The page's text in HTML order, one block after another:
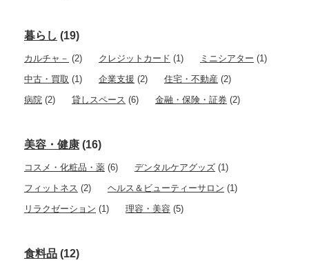
暮らし (19)
カルチャ－ (2) クレジットカード (1) ミニシアター (1)
中古・買取 (1) 企業支援 (2) 住宅・不動産 (2)
病院 (2) 貸しスペース (6) 金融・保険・証券 (2)
美容・健康 (16)
コスメ・化粧品・薬 (6) デンタルケアグッズ (1)
フィットネス (2) ヘルス＆ビューティーサロン (1)
リラクゼーション (1) 理容・美容 (5)
食料品 (12)